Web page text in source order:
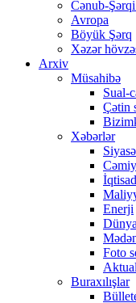
Cənub-
Avropa
Böyük Şərq
Xəzər
Arxiv
Müsahibə
Sual-
Çətin
Xəbərlər
Enerji
Foto
Buraxılışlar